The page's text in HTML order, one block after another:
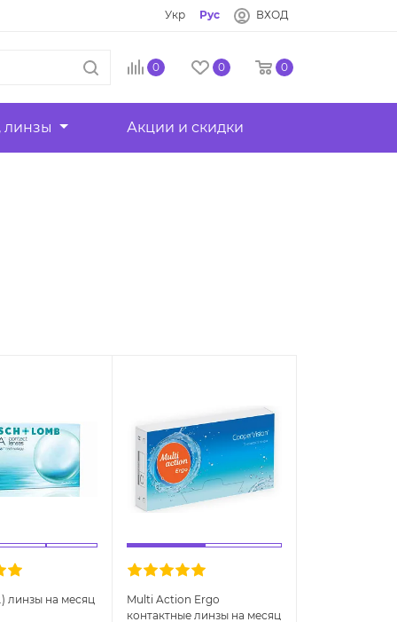
Укр Рус ВХОД
0 0 0
линзы Акции и скидки
линзы на месяц
Multi Action Ergo
контактные линзы на месяц